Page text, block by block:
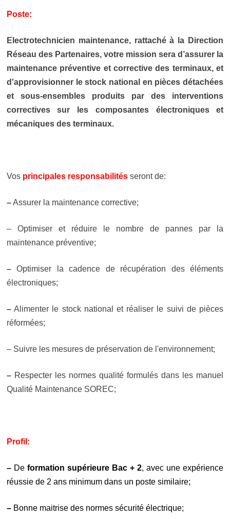
Poste:
Electrotechnicien maintenance, rattaché à la Direction
Réseau des Partenaires, votre mission sera d’assurer la
maintenance préventive et corrective des terminaux, et
d'approvisionner le stock national en pièces détachées
et sous-ensembles produits par des interventions
correctives sur les composantes électroniques et
mécaniques des terminaux.
Vos principales responsabilitésseront de:
–Assurer la maintenance corrective;
– Optimiser et réduire le nombre de pannes par la
maintenance préventive;
–Optimiser la cadence de récupération des éléments
électroniques;
–Alimenter le stock national et réaliser le suivi de pièces
réformées;
– Suivre les mesures de préservation de l'environnement;
–Respecter les normes qualité formulés dans les manuel
Qualité Maintenance SOREC;
Profil:
–De formation supérieure Bac + 2, avec une expérience
réussie de 2 ans minimum dans un poste similaire;
–Bonne maitrise des normes sécurité électrique;